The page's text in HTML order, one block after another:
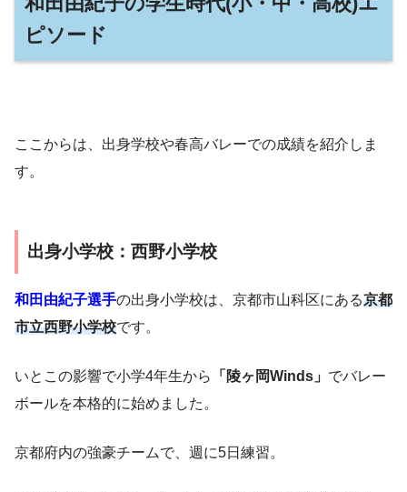
ピソード
ここからは、出身学校や春高バレーでの成績を紹介しま
す。
出身小学校：西野小学校
和田由紀子選手の出身小学校は、京都市山科区にある京都
市立西野小学校です。
いとこの影響で小学4年生から 「陵ヶ岡Winds」 でバレー
ボールを本格的に始めました。
京都府内の強豪チームで、週に5日練習。